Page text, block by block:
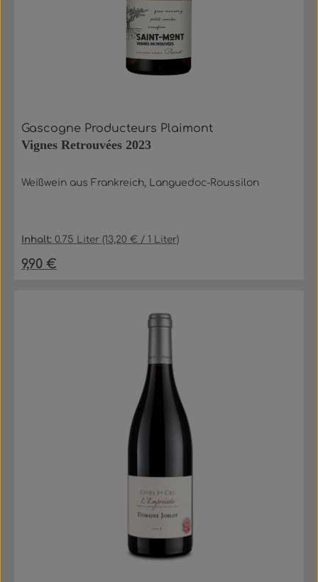
Gascogne Producteurs Plaimont
Vignes Retrouvées 2023
Weißwein aus Frankreich, Languedoc-Roussilon
Inhalt:0.75 Liter (13,20 € / 1 Liter)
Regulärer Preis:
9,90 €